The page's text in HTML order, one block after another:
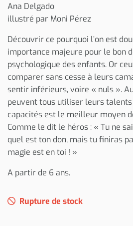
Ana Delgado
illustré par Moni Pérez
Découvrir ce pourquoi l’on est
importance majeure pour le bon
psychologique des enfants. Or
comparer sans cesse à leurs
sentir inférieurs, voire « nuls ».
peuvent tous utiliser leurs
capacités est le meilleur moyen
Comme le dit le héros : « Tu ne
quel est ton don, mais tu finiras
magie est en toi ! »
A partir de 6 ans.
Rupture de stock